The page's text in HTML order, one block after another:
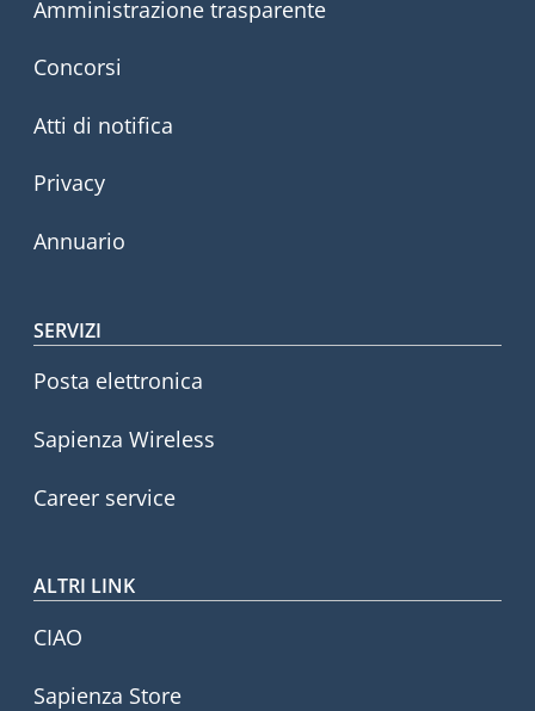
Amministrazione trasparente
Concorsi
Atti di notifica
Privacy
Annuario
SERVIZI
Posta elettronica
Sapienza Wireless
Career service
ALTRI LINK
CIAO
Sapienza Store